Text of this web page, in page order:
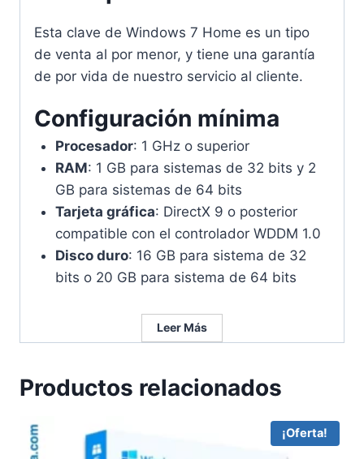
Esta clave de Windows 7 Home es un tipo
de venta al por menor, y tiene una garantía
de por vida de nuestro servicio al cliente.
Configuración mínima
Procesador: 1 GHz o superior
RAM: 1 GB para sistemas de 32 bits y 2
GB para sistemas de 64 bits
Tarjeta gráfica: DirectX 9 o posterior
compatible con el controlador WDDM 1.0
Disco duro: 16 GB para sistema de 32
bits o 20 GB para sistema de 64 bits
Leer Más
Productos relacionados
¡Oferta!